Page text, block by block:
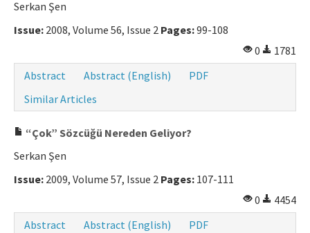
Serkan Şen
Issue: 2008, Volume 56, Issue 2 Pages:99-108
0
1781
Abstract
Abstract (English)
PDF
Similar Articles
“Çok” Sözcüğü Nereden Geliyor?
Serkan Şen
Issue: 2009, Volume 57, Issue 2 Pages: 107-111
0
4454
Abstract
Abstract (English)
PDF